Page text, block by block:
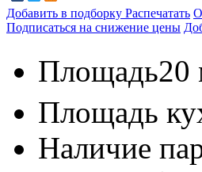
Добавить в подборку Распечатать
Подписаться на снижение цены
Площадь20
Площадь
Наличие